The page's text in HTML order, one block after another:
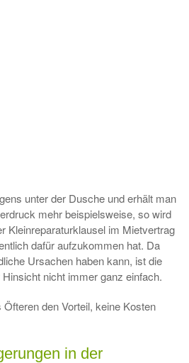
unter der Dusche und erhält man
mehr beispielsweise, so wird
Kleinreparaturklausel im Mietvertrag
dafür aufzukommen hat. Da
Ursachen haben kann, ist die
nicht immer ganz einfach.
den Vorteil, keine Kosten
in der